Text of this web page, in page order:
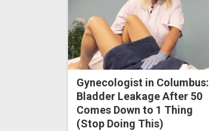
Gynecologist in Columbus:
Bladder Leakage After 50
Comes Down to 1 Thing
(Stop Doing This)